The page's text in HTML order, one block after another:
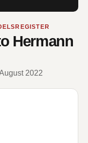
Hermann
2022